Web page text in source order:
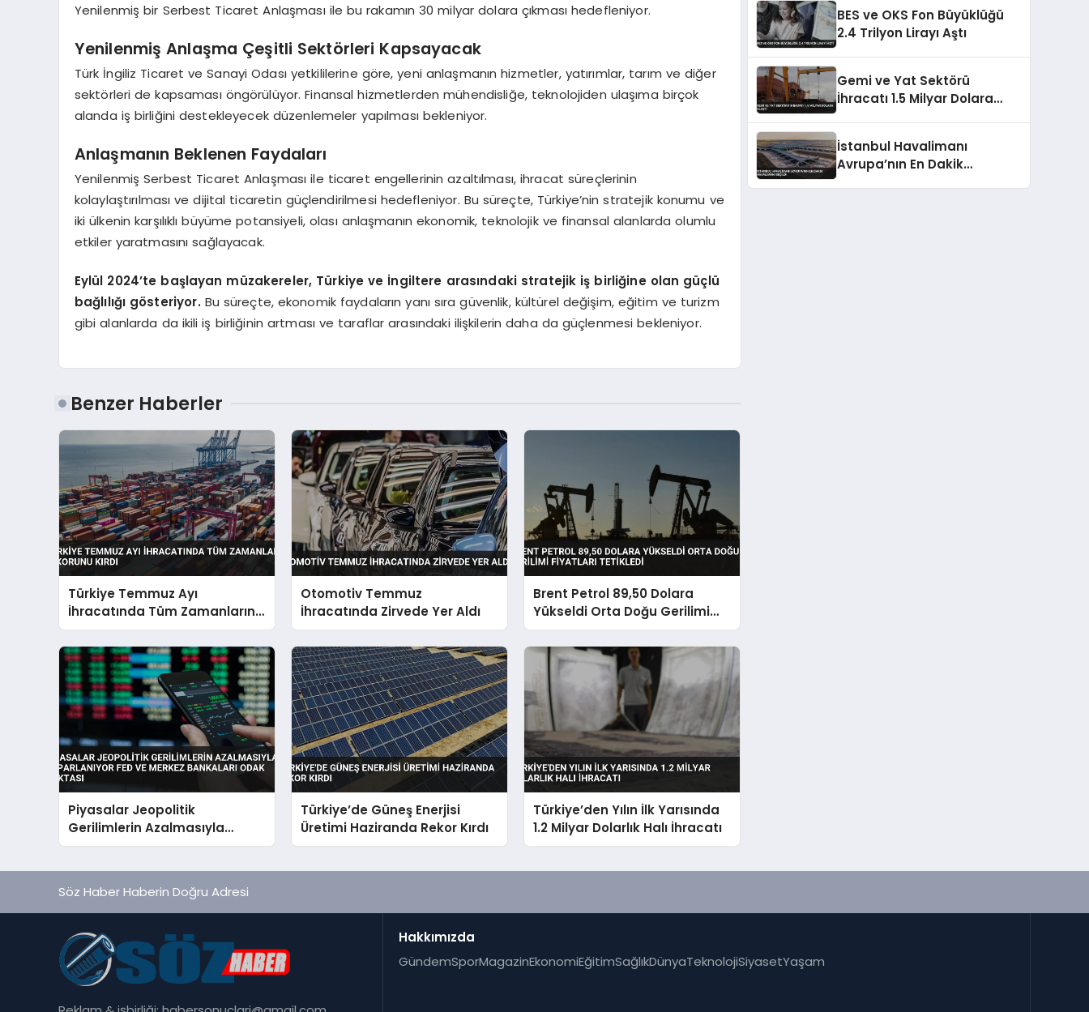
Yenilenmiş bir Serbest Ticaret Anlaşması ile bu rakamın 30 milyar dolara çıkması hedefleniyor.
Yenilenmiş Anlaşma Çeşitli Sektörleri Kapsayacak
Türk İngiliz Ticaret ve Sanayi Odası yetkililerine göre, yeni anlaşmanın hizmetler, yatırımlar, tarım ve diğer
sektörleri de kapsaması öngörülüyor. Finansal hizmetlerden mühendisliğe, teknolojiden ulaşıma birçok
alanda iş birliğini destekleyecek düzenlemeler yapılması bekleniyor.
Anlaşmanın Beklenen Faydaları
Yenilenmiş Serbest Ticaret Anlaşması ile ticaret engellerinin azaltılması, ihracat süreçlerinin
kolaylaştırılması ve dijital ticaretin güçlendirilmesi hedefleniyor. Bu süreçte, Türkiye’nin stratejik konumu ve
iki ülkenin karşılıklı büyüme potansiyeli, olası anlaşmanın ekonomik, teknolojik ve finansal alanlarda olumlu
etkiler yaratmasını sağlayacak.
Eylül 2024’te başlayan müzakereler, Türkiye ve İngiltere arasındaki stratejik iş birliğine olan güçlü
bağlılığı gösteriyor. Bu süreçte, ekonomik faydaların yanı sıra güvenlik, kültürel değişim, eğitim ve turizm
gibi alanlarda da ikili iş birliğinin artması ve taraflar arasındaki ilişkilerin daha da güçlenmesi bekleniyor.
Benzer Haberler
Türkiye Temmuz Ayı
İhracatında Tüm Zamanların
Rekorunu Kırdı
Otomotiv Temmuz
İhracatında Zirvede Yer Aldı
Brent Petrol 89,50 Dolara
Yükseldi Orta Doğu Gerilimi
Fiyatları Tetikledi
Piyasalar Jeopolitik
Gerilimlerin Azalmasıyla
Toparlanıyor Fed ve Merkez
Türkiye’de Güneş Enerjisi
Üretimi Haziranda Rekor Kırdı
Türkiye’den Yılın İlk Yarısında
1.2 Milyar Dolarlık Halı İhracatı
BES ve OKS Fon Büyüklüğü
2.4 Trilyon Lirayı Aştı
Gemi ve Yat Sektörü
İhracatı 1.5 Milyar Dolara
İstanbul Havalimanı
Avrupa’nın En Dakik
Söz Haber Haberin Doğru Adresi
Hakkımızda
GündemSporMagazinEkonomiEğitimSağlıkDünyaTeknolojiSiyasetYaşam